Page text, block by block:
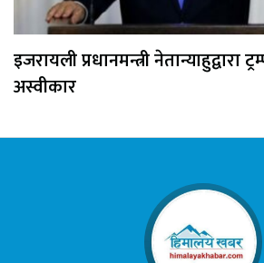
इजरायली प्रधानमन्त्री नेतान्याहुद्वारा
अस्वीकार